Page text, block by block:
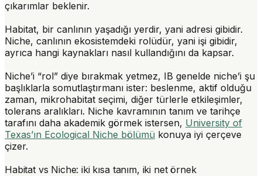
çıkarımlar beklenir.
Habitat, bir canlının yaşadığı yerdir, yani adresi gibidir.
Niche, canlının ekosistemdeki rolüdür, yani işi gibidir,
ayrıca hangi kaynakları nasıl kullandığını da kapsar.
Niche’i “rol” diye bırakmak yetmez, IB genelde niche’i şu
başlıklarla somutlaştırmanı ister: beslenme, aktif olduğu
zaman, mikrohabitat seçimi, diğer türlerle etkileşimler,
tolerans aralıkları. Niche kavramının tanım ve tarihçe
tarafını daha akademik görmek istersen, University of
Texas’ın Ecological Niche bölümü konuya iyi çerçeve
çizer.
Habitat vs Niche: iki kısa tanım, iki net örnek